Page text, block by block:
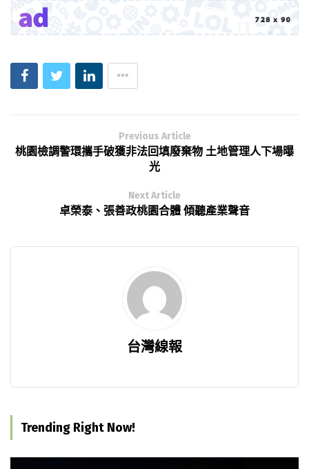
Previous Article
桃園檢調警環攜手破獲非法回填廢棄物 土地管理人下場曝
光
Next Article
卓榮泰、張善政桃園合體 傾聽產業聲音
台灣線報
Trending Right Now!